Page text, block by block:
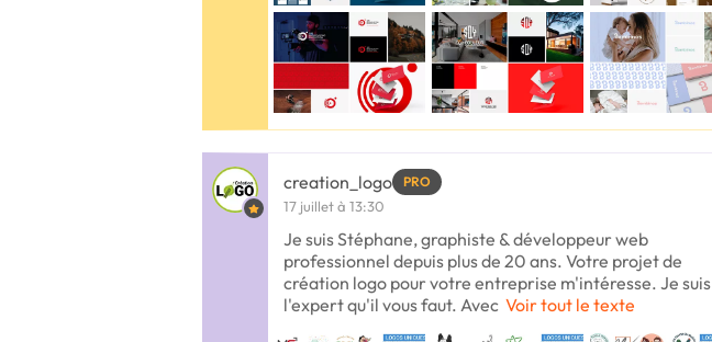
creation_logo PRO
17 juillet à 13:30
Je suis Stéphane, graphiste & développeur web
professionnel depuis plus de 20 ans. Votre projet de
création logo pour votre entreprise m'intéresse. Je suis
l'expert qu'il vous faut. Avec Voir tout le texte